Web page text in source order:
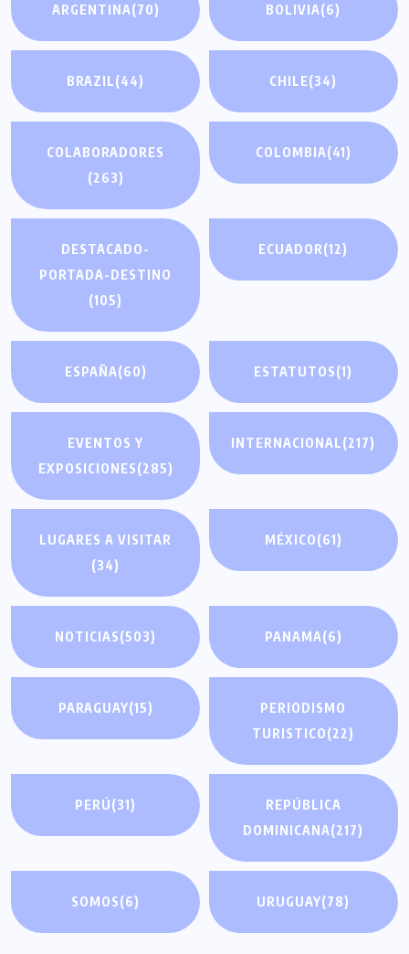
ARGENTINA(70) BOLIVIA(6)
BRAZIL(44) CHILE(34)
COLABORADORES
(263)
COLOMBIA(41)
DESTACADO-
PORTADA-DESTINO
(105)
ECUADOR(12)
ESPAÑA(60) ESTATUTOS(1)
EVENTOS Y
EXPOSICIONES(285)
INTERNACIONAL(217)
LUGARES A VISITAR
(34)
MÉXICO(61)
NOTICIAS(503) PANAMA(6)
PARAGUAY(15)
PERIODISMO
TURISTICO(22)
PERÚ(31)
REPÚBLICA
DOMINICANA(217)
SOMOS(6) URUGUAY(78)